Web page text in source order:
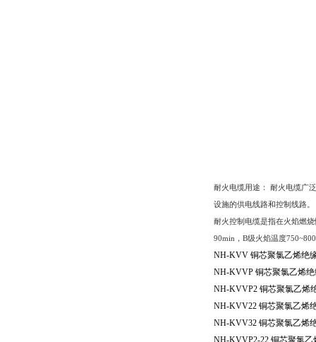
耐火电缆用途：
耐火电缆广
设施的供电线路和控制线路。
耐火控制电缆是指在火焰燃
90min ， B级火焰温度750~800
NH-KVV 铜芯聚氯乙烯绝
NH-KVVP 铜芯聚氯乙烯
NH-KVVP2 铜芯聚氯乙烯
NH-KVV22 铜芯聚氯乙烯
NH-KVV32 铜芯聚氯乙烯
NH-KVVP2-22 铜芯聚氯乙